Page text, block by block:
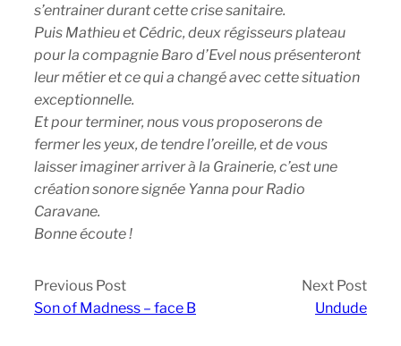
s’entrainer durant cette crise sanitaire.
Puis Mathieu et Cédric, deux régisseurs plateau
pour la compagnie Baro d’Evel nous présenteront
leur métier et ce qui a changé avec cette situation
exceptionnelle.
Et pour terminer, nous vous proposerons de
fermer les yeux, de tendre l’oreille, et de vous
laisser imaginer arriver à la Grainerie, c’est une
création sonore signée Yanna pour Radio
Caravane.
Bonne écoute !
Previous Post
Son of Madness – face B
Next Post
Undude